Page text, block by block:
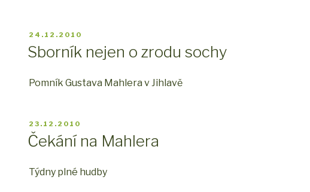
PUBLIKOVÁNO
24.12.2010
Sborník nejen o zrodu sochy
Pomník Gustava Mahlera v Jihlavě
PUBLIKOVÁNO
23.12.2010
Čekání na Mahlera
Týdny plné hudby